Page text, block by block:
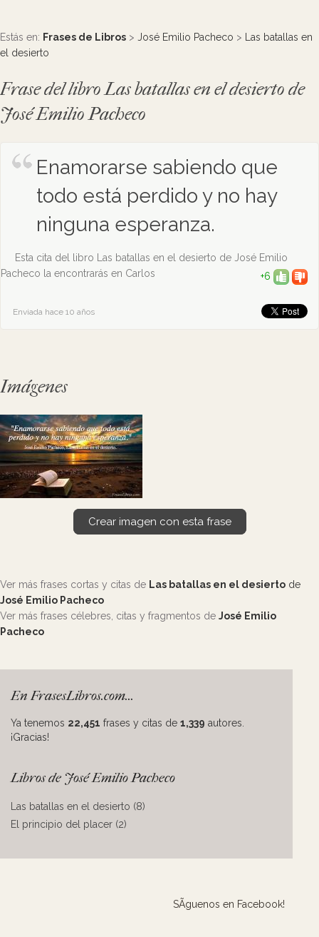
Estás en: Frases de Libros > José Emilio Pacheco >
Las batallas en
el desierto
Frase del libro Las batallas en el desierto de
José Emilio Pacheco
Enamorarse sabiendo que
todo está perdido y no hay
ninguna esperanza.
Esta cita del libro Las batallas en el desierto de José Emilio
Pacheco la encontrarás en Carlos
+6
Enviada hace 10 años
Imágenes
Crear imagen con esta frase
Ver más frases cortas y citas de Las batallas en el desierto de
José Emilio Pacheco
Ver más frases célebres, citas y fragmentos de José Emilio
Pacheco
En FrasesLibros.com...
Ya tenemos 22,451 frases y citas de 1,339 autores.
¡Gracias!
Libros de José Emilio Pacheco
Las batallas en el desierto (8)
El principio del placer (2)
SÃ­guenos en Facebook!